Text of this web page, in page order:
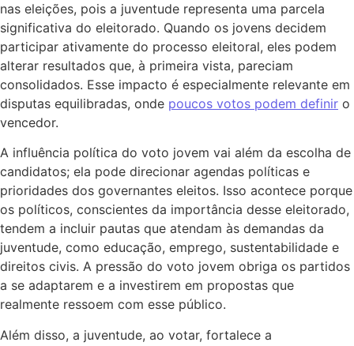
nas eleições, pois a juventude representa uma parcela
significativa do eleitorado. Quando os jovens decidem
participar ativamente do processo eleitoral, eles podem
alterar resultados que, à primeira vista, pareciam
consolidados. Esse impacto é especialmente relevante em
disputas equilibradas, onde poucos votos podem definir o
vencedor.
A influência política do voto jovem vai além da escolha de
candidatos; ela pode direcionar agendas políticas e
prioridades dos governantes eleitos. Isso acontece porque
os políticos, conscientes da importância desse eleitorado,
tendem a incluir pautas que atendam às demandas da
juventude, como educação, emprego, sustentabilidade e
direitos civis. A pressão do voto jovem obriga os partidos
a se adaptarem e a investirem em propostas que
realmente ressoem com esse público.
Além disso, a juventude, ao votar, fortalece a